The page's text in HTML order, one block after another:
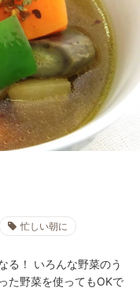
忙しい朝に
る！ いろんな野菜のう
た野菜を使ってもOKで